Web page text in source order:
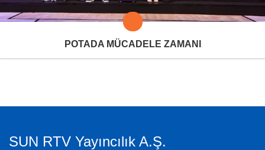
POTADA MÜCADELE ZAMANI
SUN RTV Yayıncılık A.Ş.